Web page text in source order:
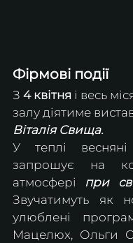
Фірмові події
З 4 квітня і весь
залу діятиме
Віталія Свища.
У теплі
запрошує на
атмосфері при
Звучатимуть як
улюблені
Мацелюх, Ольги